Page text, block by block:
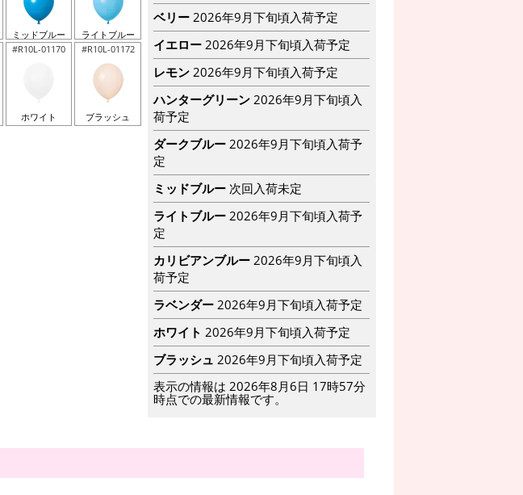
ミッドブルー
ライトブルー
#R10L-01170
ホワイト
#R10L-01172
ブラッシュ
ベリー 2026年9月下旬頃入荷予定
イエロー 2026年9月下旬頃入荷予定
レモン 2026年9月下旬頃入荷予定
ハンターグリーン 2026年9月下旬頃入
荷予定
ダークブルー 2026年9月下旬頃入荷予
定
ミッドブルー 次回入荷未定
ライトブルー 2026年9月下旬頃入荷予
定
カリビアンブルー 2026年9月下旬頃入
荷予定
ラベンダー 2026年9月下旬頃入荷予定
ホワイト 2026年9月下旬頃入荷予定
ブラッシュ 2026年9月下旬頃入荷予定
表示の情報は 2026年8月6日 17時57分
時点での最新情報です。